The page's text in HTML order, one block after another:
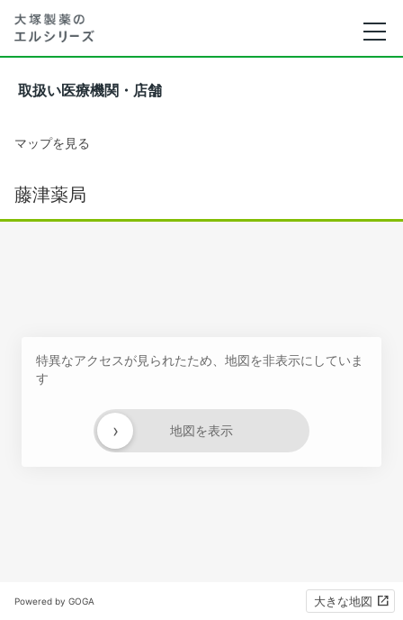
取扱い医療機関・店舗
マップを見る
藤津薬局
特異なアクセスが見られたため、地図を非表示にしていま
す
地図を表示
›
Powered by GOGA 大きな地図